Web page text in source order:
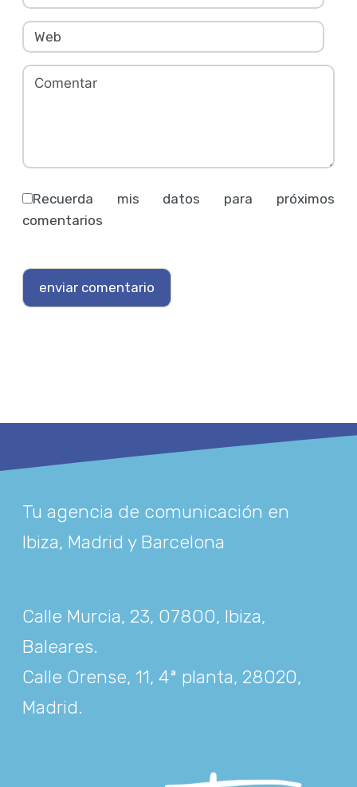
Recuerda mis datos para próximos
comentarios
Tu agencia de comunicación en
Ibiza, Madrid y Barcelona
Calle Murcia, 23, 07800, Ibiza,
Baleares.
Calle Orense, 11, 4ª planta, 28020,
Madrid.